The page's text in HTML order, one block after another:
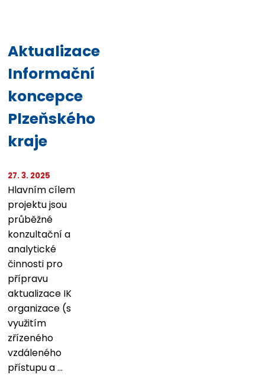
Aktualizace
Informační
koncepce
Plzeňského
kraje
27. 3. 2025
Hlavním cílem
projektu jsou
průběžné
konzultační a
analytické
činnosti pro
přípravu
aktualizace IK
organizace (s
využitím
zřízeného
vzdáleného
přístupu a ...